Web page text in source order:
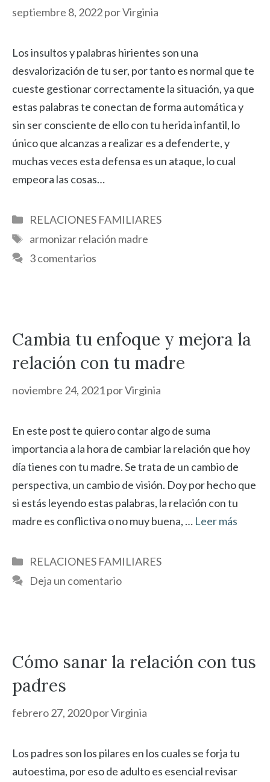
septiembre 8, 2022porVirginia
Los insultos y palabras hirientes son una
desvalorización de tu ser, por tanto es normal que te
cueste gestionar correctamente la situación, ya que
estas palabras te conectan de forma automática y
sin ser consciente de ello con tu herida infantil, lo
único que alcanzas a realizar es a defenderte, y
muchas veces esta defensa es un ataque, lo cual
empeora las cosas…
Categorías
RELACIONES FAMILIARES
Etiquetas
armonizar relación madre
3 comentarios
Cambia tu enfoque y mejora la
relación con tu madre
noviembre 24, 2021porVirginia
En este post te quiero contar algo de suma
importancia a la hora de cambiar la relación que hoy
día tienes con tu madre. Se trata de un cambio de
perspectiva, un cambio de visión. Doy por hecho que
si estás leyendo estas palabras, la relación con tu
madre es conflictiva o no muy buena, … Leer más
Categorías
RELACIONES FAMILIARES
Deja un comentario
Cómo sanar la relación con tus
padres
febrero 27, 2020porVirginia
Los padres son los pilares en los cuales se forja tu
autoestima, por eso de adulto es esencial revisar